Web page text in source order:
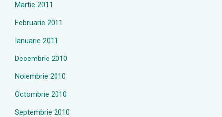
Martie 2011
Februarie 2011
Ianuarie 2011
Decembrie 2010
Noiembrie 2010
Octombrie 2010
Septembrie 2010